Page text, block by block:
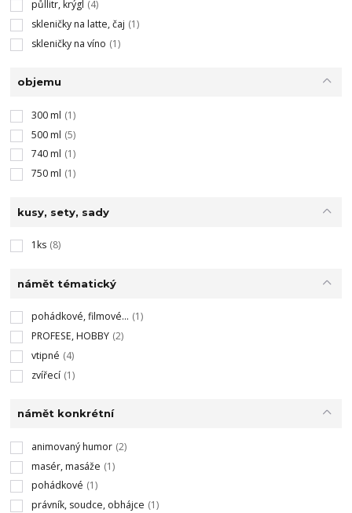
půllitr, krýgl (4)
skleničky na latte, čaj (1)
skleničky na víno (1)
objemu
300 ml (1)
500 ml (5)
740 ml (1)
750 ml (1)
kusy, sety, sady
1ks (8)
námět tématický
pohádkové, filmové... (1)
PROFESE, HOBBY (2)
vtipné (4)
zvířecí (1)
námět konkrétní
animovaný humor (2)
masér, masáže (1)
pohádkové (1)
právník, soudce, obhájce (1)